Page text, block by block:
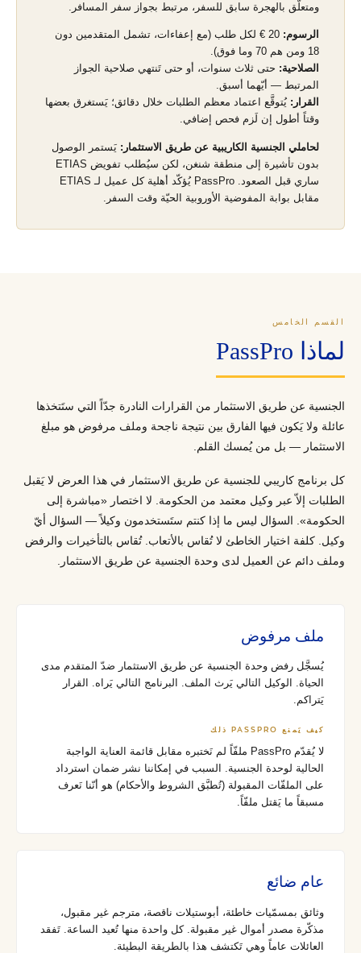
ومتعلّق بالهجرة سابق للسفر، مرتبط بجواز سفر المسافر.
الرسوم:
20 € لكل طلب (مع إعفاءات، تشمل المتقدمين دون
18 ومن هم 70 وما فوق).
الصلاحية: حتى ثلاث سنوات، أو حتى تَنتهي صلاحية الجواز
المرتبط — أيّهما أسبق.
القرار: يُتوقَّع اعتماد معظم الطلبات خلال دقائق؛ يَستغرق بعضها
وقتاً أطول إن لَزم فحص إضافي.
لحاملي الجنسية الكاريبية عن طريق الاستثمار: يَستمر الوصول
بدون تأشيرة إلى منطقة شنغن، لكن سيُطلب تفويض ETIAS
ساري قبل الصعود. PassPro يُؤكّد أهلية كل عميل لـ ETIAS
مقابل بوابة المفوضية الأوروبية الحيّة وقت السفر.
القسم الخامس
لماذا PassPro
الجنسية عن طريق الاستثمار من القرارات النادرة جدّاً التي ستَتخذها
عائلة ولا يَكون فيها الفارق بين نتيجة ناجحة وملف مرفوض هو مبلغ
الاستثمار — بل من يُمسك القلم.
كل برنامج كاريبي للجنسية عن طريق الاستثمار في هذا العرض لا يَقبل
الطلبات إلاّ عبر وكيل معتمد من الحكومة. لا اختصار «مباشرة إلى
الحكومة». السؤال ليس ما إذا كنتم ستَستخدمون وكيلاً — السؤال أيّ
وكيل. كلفة اختيار الخاطئ لا تُقاس بالأتعاب. تُقاس بالتأخيرات والرفض
وملف دائم عن العميل لدى وحدة الجنسية عن طريق الاستثمار.
ملف مرفوض
يُسجَّل رفض وحدة الجنسية عن طريق الاستثمار ضدّ المتقدم مدى
الحياة. الوكيل التالي يَرث الملف. البرنامج التالي يَراه. القرار
يَتراكم.
كيف يَمنع PASSPRO ذلك
لا يُقدّم PassPro ملفّاً لم نَختبره مقابل قائمة العناية الواجبة
الحالية لوحدة الجنسية. السبب في إمكاننا نشر ضمان استرداد
على الملفّات المقبولة (تُطبَّق الشروط والأحكام) هو أنّنا نَعرف
مسبقاً ما يَقتل ملفّاً.
عام ضائع
وثائق بمسمّيات خاطئة، أبوستيلات ناقصة، مترجم غير مقبول،
مذكّرة مصدر أموال غير مقبولة. كل واحدة منها تُعيد الساعة. تَفقد
العائلات عاماً وهي تَكتشف هذا بالطريقة البطيئة.